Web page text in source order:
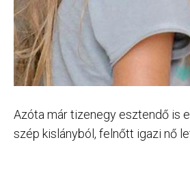
Azóta már tizenegy esztendő is
szép kislányból, felnőtt igazi nő